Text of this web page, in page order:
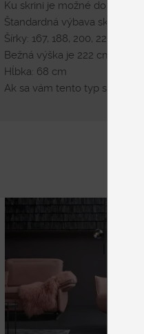
Ku skrini je možné doplniť aj
Štandardná výbava skrine
Šírky: 167, 188, 200, 225, 249,
Bežná výška je 222 cm
Hĺbka: 68 cm
Ak sa vám tento typ skríň